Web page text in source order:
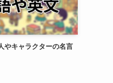
やキャラクターの名言